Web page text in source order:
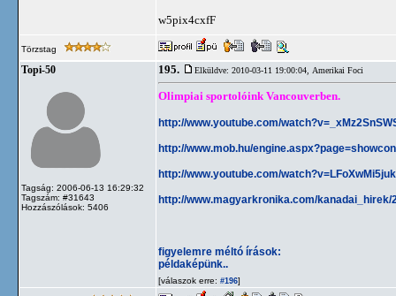
w5pix4cxfF
Törzstag
Topi-50
Tagság: 2006-06-13 16:29:32
Tagszám: #31643
Hozzászólások: 5406
195. Elküldve: 2010-03-11 19:00:04, Amerikai Foci
Olimpiai sportolóink Vancouverben.
http://www.youtube.com/
http://www.mob.hu/
http://www.youtube.com/
http://www.magyarkronika.com/kanadai_hirek/
figyelemre méltó írások:
példaképünk..
[válaszok erre: #196]